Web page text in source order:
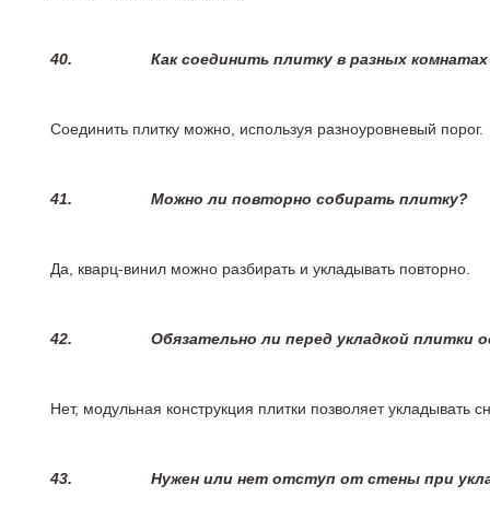
40. Как соединить плитку в разных
Соединить плитку можно, используя разноуровневый порог.
41. Можно ли повторно собирать плитку?
Да, кварц-винил можно разбирать и укладывать повторно.
42. Обязательно ли перед укладкой плитки
Нет, модульная конструкция плитки позволяет
43. Нужен или нет отступ от стены при